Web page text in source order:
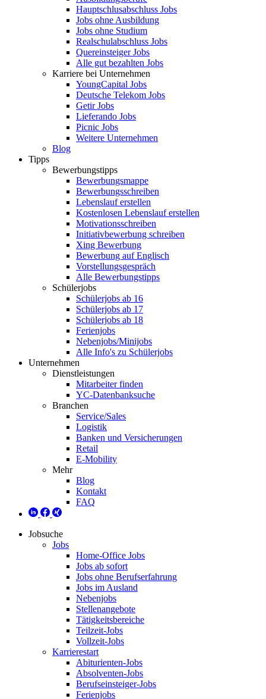
Hauptschlusabschluss Jobs
Jobs ohne Ausbildung
Jobs ohne Studium
Realschulabschluss Jobs
Quereinsteiger Jobs
Alle gut bezahlten Jobs
Karriere bei Unternehmen
YoungCapital Jobs
Deutsche Telekom Jobs
Getir Jobs
Lieferando Jobs
Picnic Jobs
Weitere Unternehmen
Blog
Tipps
Bewerbungstipps
Bewerbungsmappe
Bewerbungsschreiben
Lebenslauf erstellen
Kostenlosen Lebenslauf erstellen
Motivationsschreiben
Initiativbewerbung schreiben
Xing Bewerbung
Bewerbung auf Englisch
Vorstellungsgespräch
Alle Bewerbungstipps
Schülerjobs
Schülerjobs ab 16
Schülerjobs ab 17
Schülerjobs ab 18
Ferienjobs
Nebenjobs/Minijobs
Alle Info's zu Schülerjobs
Unternehmen
Dienstleistungen
Mitarbeiter finden
YC-Datenbanksuche
Branchen
Service/Sales
Logistik
Banken und Versicherungen
Retail
E-Mobility
Mehr
Blog
Kontakt
FAQ
Jobsuche
Jobs
Home-Office Jobs
Jobs ab sofort
Jobs ohne Berufserfahrung
Jobs im Ausland
Nebenjobs
Stellenangebote
Tätigkeitsbereiche
Teilzeit-Jobs
Vollzeit-Jobs
Karrierestart
Abiturienten-Jobs
Absolventen-Jobs
Berufseinsteiger-Jobs
Ferienjobs